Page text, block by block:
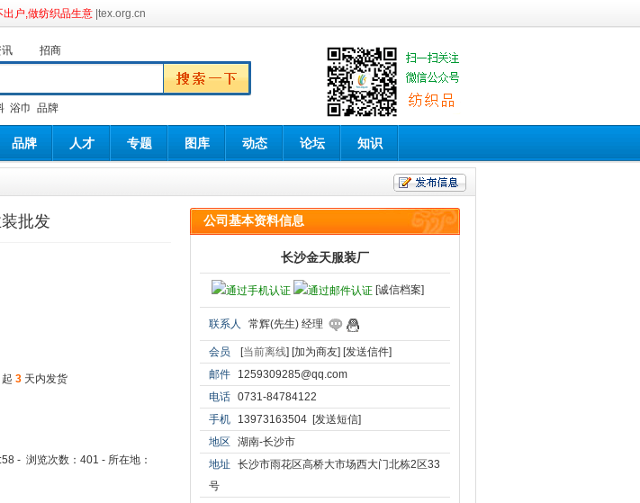
出户,做纺织品生意 |tex.org.cn
讯 招商
浴巾 品牌
品牌 人才 专题 图库 动态 论坛 知识
批发
3 天内发货
- 浏览次数： 401 - 所在地：
公司基本资料信息
长沙金天服装厂
[诚信档案]
联系人 常辉(先生) 经理
会员 [当前离线] [加为商友] [发送信件]
邮件
1259309285@qq.com
电话 0731-84784122
手机
13973163504 [发送短信]
地区 湖南-长沙市
地址
长沙市雨花区高桥大市场西大门北栋2区33
号